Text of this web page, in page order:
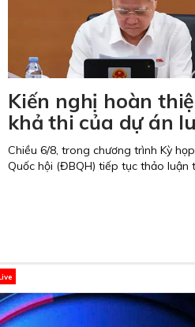
Kiến nghị hoàn
khả thi của dự án
Chiều 6/8, trong chương trình Kỳ
Quốc hội (ĐBQH) tiếp tục thảo
Lấy ý kiến hoàn